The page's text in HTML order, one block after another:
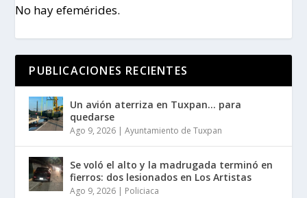
No hay efemérides.
PUBLICACIONES RECIENTES
Un avión aterriza en Tuxpan… para
quedarse
Ago 9, 2026 |Ayuntamiento de Tuxpan
Se voló el alto y la madrugada terminó en
fierros: dos lesionados en Los Artistas
Ago 9, 2026 | Policiaca